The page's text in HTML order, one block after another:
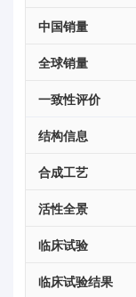
中国销量
全球销量
一致性评价
结构信息
合成工艺
活性全景
临床试验
临床试验结果